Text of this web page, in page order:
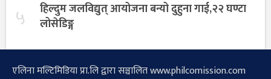
५
हिल्दुम जलविद्युत् आयोजना बन्यो दुहुना गाई,२२ घण्टा
लोसेडिङ्ग
एलिना मल्टिमिडिया प्रा.लि द्वारा सञ्चालित www.philcomission.com